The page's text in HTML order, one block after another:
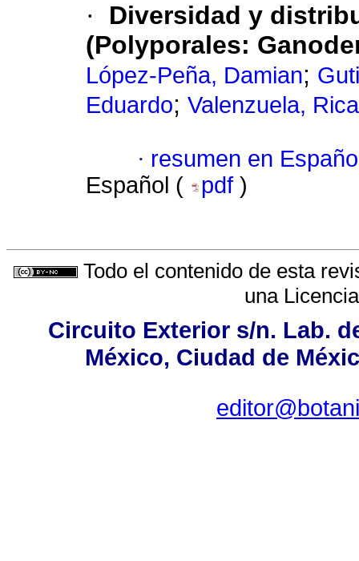
·
Diversidad y
(Polyporales:
López-Peña, Damian;
Eduardo; Valenzuela,
· resumen en
Español (
pdf )
Todo el contenido de esta
una
Circuito Exterior s/n. Lab.
México, Ciudad de